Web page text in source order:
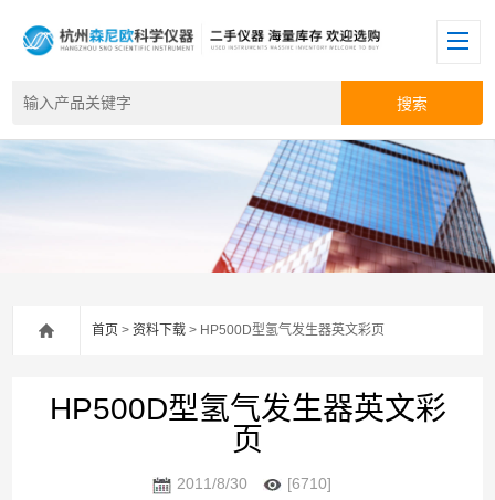
首页 >资料下载 > HP500D型氢气发生器英文彩页
HP500D型氢气发生器英文彩
页
2011/8/30 [6710]